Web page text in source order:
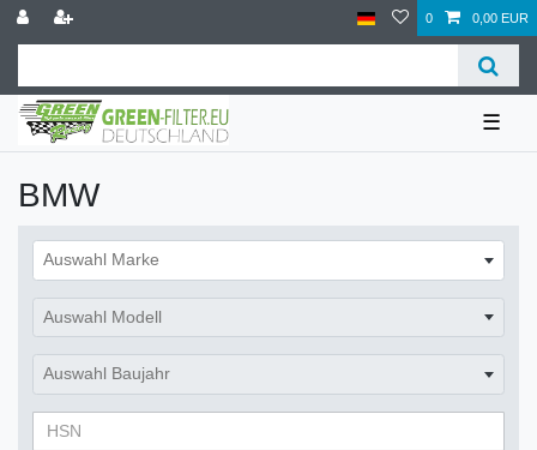
0 0,00 EUR
☰
BMW
Auswahl Marke
Auswahl Modell
Auswahl Baujahr